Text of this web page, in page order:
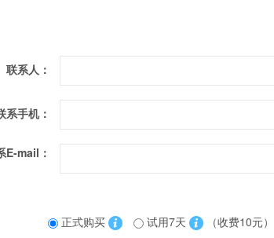
联系人：
系手机：
E-mail：
正式购买 试用7天
（收费10元）